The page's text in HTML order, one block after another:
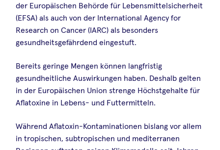
der Europäischen Behörde für Lebensmittelsicherheit
(EFSA) als auch von der International Agency for
Research on Cancer (IARC) als besonders
gesundheitsgefährdend eingestuft.
Bereits geringe Mengen können langfristig
gesundheitliche Auswirkungen haben. Deshalb gelten
in der Europäischen Union strenge Höchstgehalte für
Aflatoxine in Lebens- und Futtermitteln.
Während Aflatoxin-Kontaminationen bislang vor allem
in tropischen, subtropischen und mediterranen